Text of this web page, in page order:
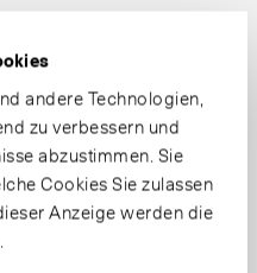
andere Technologien,
zu verbessern und
abzustimmen. Sie
Cookies Sie zulassen
Anzeige werden die